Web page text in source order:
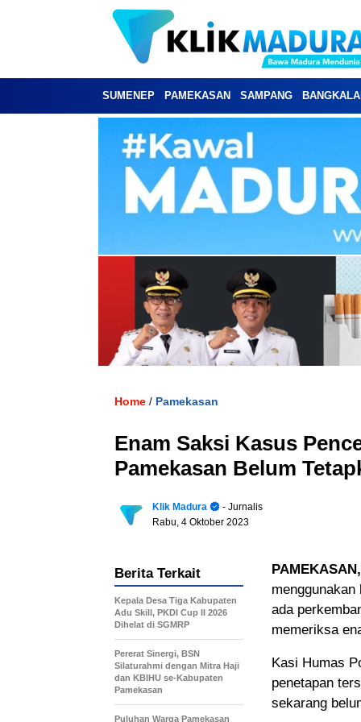
SUMENEP PAMEKASAN SAMPANG
Home / Pamekasan
Enam Saksi Kasus
Pamekasan Belum
Klik Madura
- Jurnalis
Rabu, 4 Oktober 2023
ada
memeriksa
Kasi Humas
penetapan
sekarang
Berita Terkait
Kepala Desa Tiga Kabupaten
Adu Skill, PKDI Cup II 2026
Dihelat di SGMRP
Pererat Sinergi, BSN
Silaturahmi dengan Mitra Haji
dan KBIHU se-Kabupaten
Pamekasan
Puluhan Warga Pamekasan